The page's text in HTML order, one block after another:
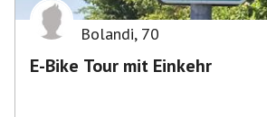
Bolandi, 70
E-Bike Tour mit Einkehr